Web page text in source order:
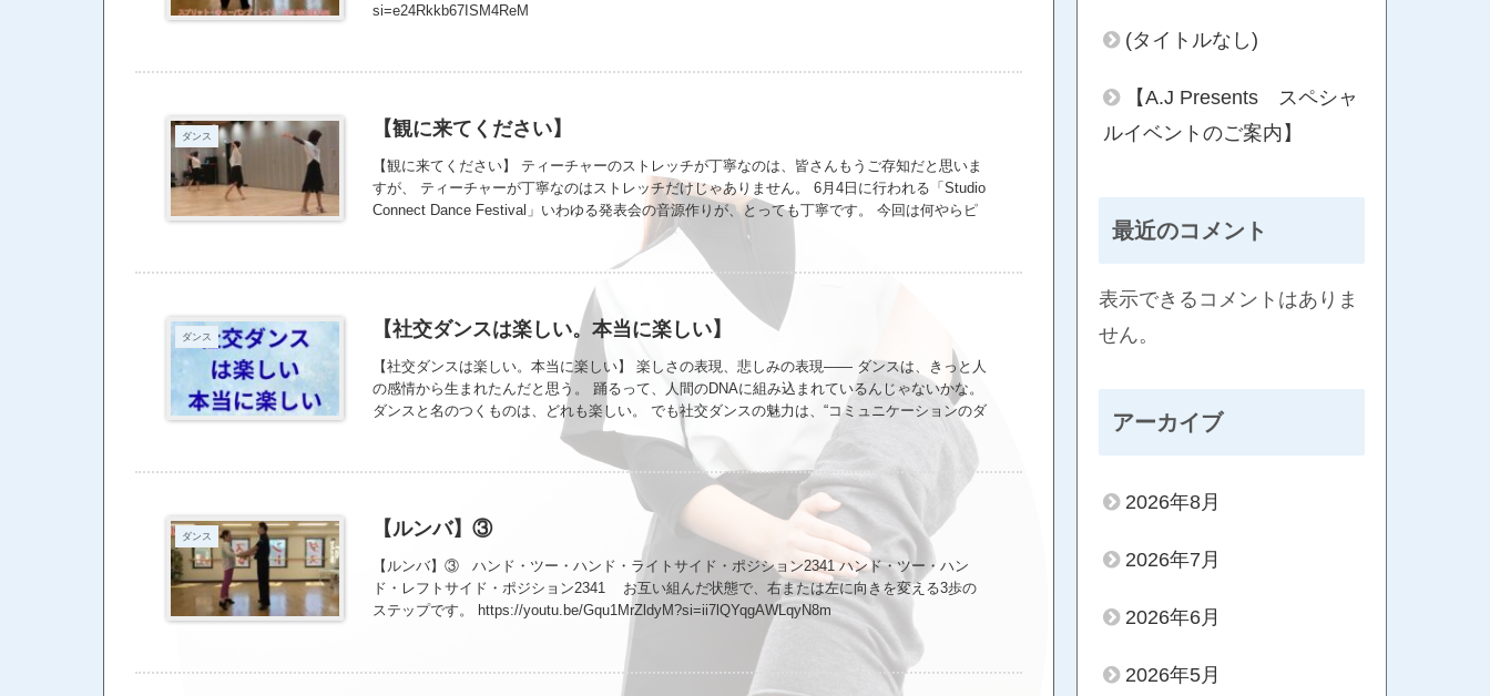
si=e24Rkkb67ISM4ReM
ダンス 【観に来てください】
【観に来てください】 ティーチャーのストレッチが丁寧なのは、皆さんもうご存知だと思いま
すが、 ティーチャーが丁寧なのはストレッチだけじゃありません。 6月4日に行われる「Studio
Connect Dance Festival」いわゆる発表会の音源作りが、とっても丁寧です。 今回は何やらピ
ピッと閃くものがあったみたいで、 すごい集中力と丁寧さで音源を作っていましたよ。 いい感
じにできたみたいです。 私の持っていない能力だなって思います。 こんなに丁寧に音源を作る
ティーチャーの姿を見ていて、 “もっとたくさんの人に踊って欲しかったな” って思います。そ
して “たくさんの人に発表会を観て欲しいな” って思います。 ストレッチが縁でダンスを始めた
人がダンスを始めて、コツコツ練習してきた成長もみせてくれると思います。 そこも観て欲し
いです。 社交ダンスを身近に感じてもらえるはずです。 6月4日にまだ予定が入っていない人は
是非観に来てください。 13時30分からアミュゼ柏で開催します。 ダンスを習っていない人が観
に来てくれる場合は無料です。 よろしくお願いします。
ダンス 【社交ダンスは楽しい。本当に楽しい】
【社交ダンスは楽しい。本当に楽しい】 楽しさの表現、悲しみの表現—— ダンスは、きっと人
の感情から生まれたんだと思う。 踊るって、人間のDNAに組み込まれているんじゃないかな。
ダンスと名のつくものは、どれも楽しい。 でも社交ダンスの魅力は、“コミュニケーションのダ
ンス”であること。 相手を感じると、ひとつの音楽を共有できる瞬間がある。 その瞬間が、た
まらなく好き。 社交ダンスは楽しい。本当に楽しい。
ダンス 【ルンバ】③
【ルンバ】③ ハンド・ツー・ハンド・ライトサイド・ポジション2341 ハンド・ツー・ハン
ド・レフトサイド・ポジション2341 お互い組んだ状態で、右または左に向きを変える3歩の
ステップです。 https://youtu.be/Gqu1MrZldyM?si=ii7lQYqgAWLqyN8m
(タイトルなし)
【A.J Presents スペシャ
ルイベントのご案内】
最近のコメント
表示できるコメントはありま
せん。
アーカイブ
2026年8月
2026年7月
2026年6月
2026年5月